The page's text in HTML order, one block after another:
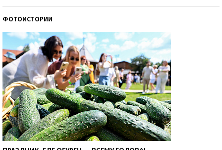
ФОТОИСТОРИИ